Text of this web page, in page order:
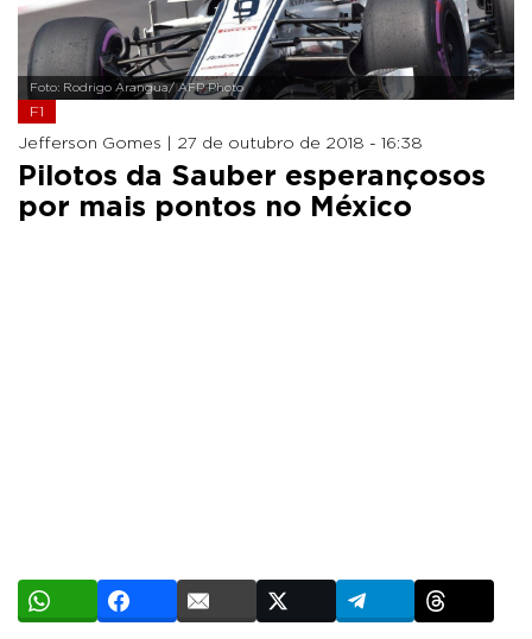
Foto: Rodrigo Arangua/ AFP Photo
F1
Jefferson Gomes | 27 de outubro de 2018 - 16:38
Pilotos da Sauber esperançosos
por mais pontos no México